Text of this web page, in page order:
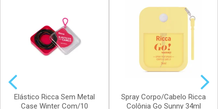
Elástico Ricca Sem Metal
Case Winter Com/10
Spray Corpo/Cabelo Ricca
Colônia Go Sunny 34ml